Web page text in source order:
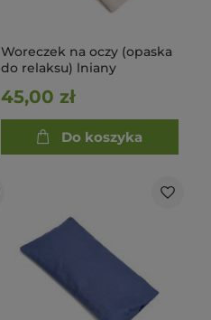
Woreczek na oczy (opaska
do relaksu) lniany
45,00 zł
Do koszyka